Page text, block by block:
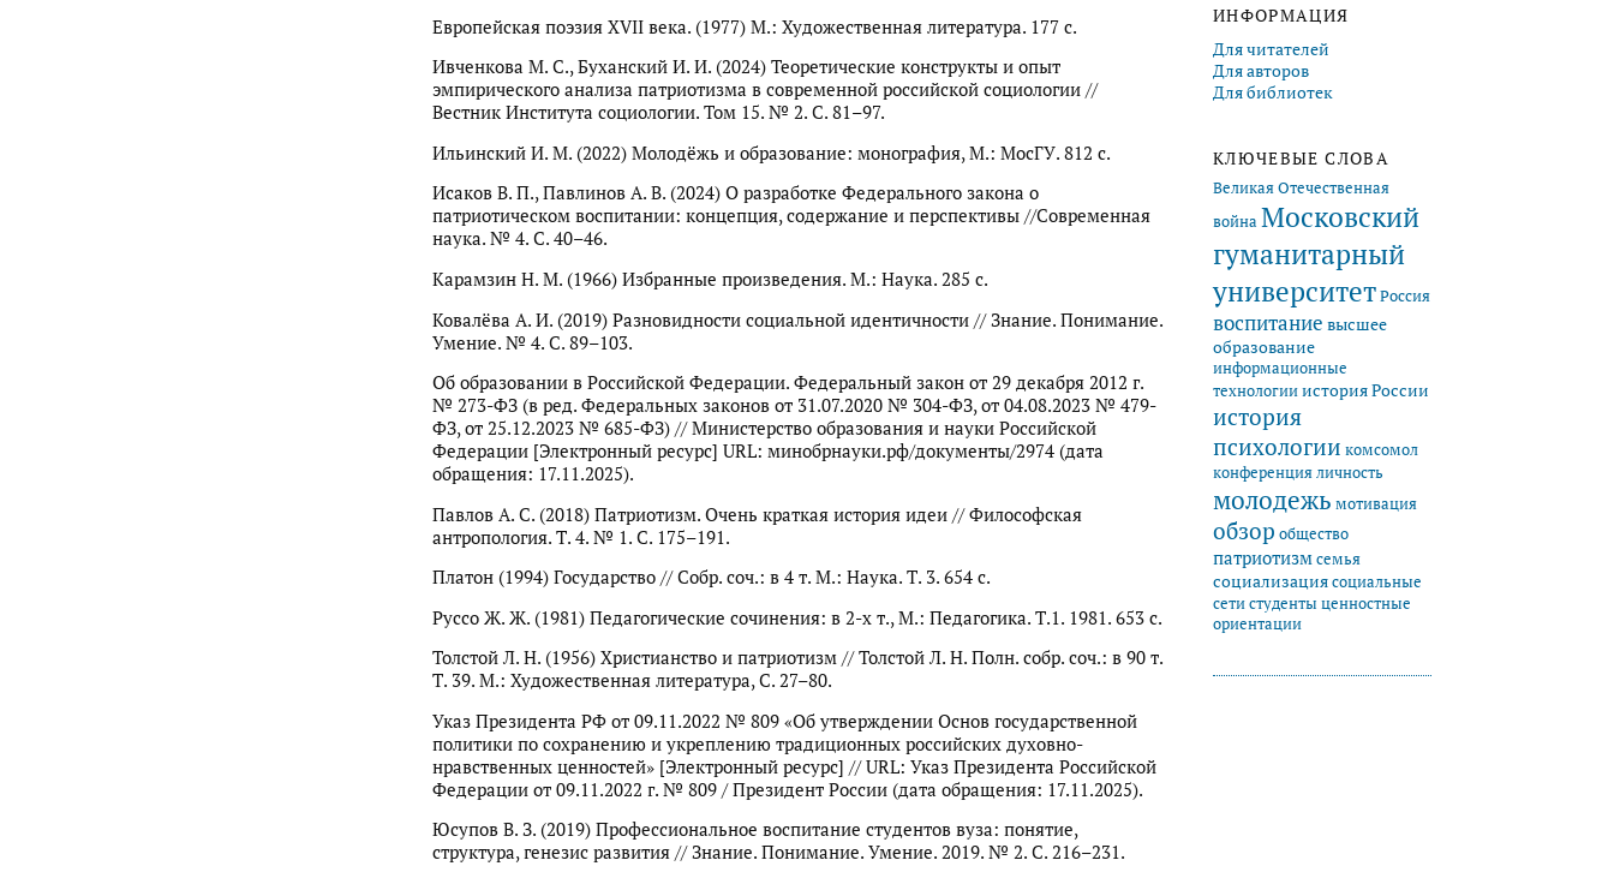
ИНФОРМАЦИЯ
Для читателей
Для авторов
Для библиотек
КЛЮЧЕВЫЕ СЛОВА
Великая Отечественная
войнаМосковский
гуманитарный
университетРоссия
воспитание высшее
образование
информационные
технологииистория России
история
психологии комсомол
конференцияличность
молодежь мотивация
обзор общество
патриотизмсемья
социализациясоциальные
сетистуденты ценностные
ориентации
Европейская поэзия XVII века. (1977) М.: Художественная литература. 177 с.
Ивченкова М. С., Буханский И. И. (2024) Теоретические конструкты и опыт
эмпирического анализа патриотизма в современной российской социологии //
Вестник Института социологии. Том 15. № 2. C. 81–97.
Ильинский И. М. (2022) Молодёжь и образование: монография, М.: МосГУ. 812 с.
Исаков В. П., Павлинов А. В. (2024) О разработке Федерального закона о
патриотическом воспитании: концепция, содержание и перспективы //Современная
наука. № 4. С. 40–46.
Карамзин Н. М. (1966) Избранные произведения. М.: Наука. 285 с.
Ковалёва А. И. (2019) Разновидности социальной идентичности // Знание. Понимание.
Умение. № 4. С. 89–103.
Об образовании в Российской Федерации. Федеральный закон от 29 декабря 2012 г.
№ 273-ФЗ (в ред. Федеральных законов от 31.07.2020 № 304-ФЗ, от 04.08.2023 № 479-
ФЗ, от 25.12.2023 № 685-ФЗ) // Министерство образования и науки Российской
Федерации [Электронный ресурс] URL: минобрнауки.рф/документы/2974 (дата
обращения: 17.11.2025).
Павлов А. С. (2018) Патриотизм. Очень краткая история идеи // Философская
антропология. Т. 4. № 1. С. 175–191.
Платон (1994) Государство // Собр. соч.: в 4 т. М.: Наука. Т. 3. 654 с.
Руссо Ж. Ж. (1981) Педагогические сочинения: в 2-х т., М.: Педагогика. Т.1. 1981. 653 с.
Толстой Л. Н. (1956) Христианство и патриотизм // Толстой Л. Н. Полн. собр. соч.: в 90 т.
Т. 39. М.: Художественная литература, С. 27–80.
Указ Президента РФ от 09.11.2022 № 809 «Об утверждении Основ государственной
политики по сохранению и укреплению традиционных российских духовно-
нравственных ценностей» [Электронный ресурс] // URL: Указ Президента Российской
Федерации от 09.11.2022 г. № 809 / Президент России (дата обращения: 17.11.2025).
Юсупов В. З. (2019) Профессиональное воспитание студентов вуза: понятие,
структура, генезис развития // Знание. Понимание. Умение. 2019. № 2. С. 216–231.